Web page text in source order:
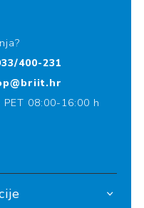
400-231
08:00-16:00 h